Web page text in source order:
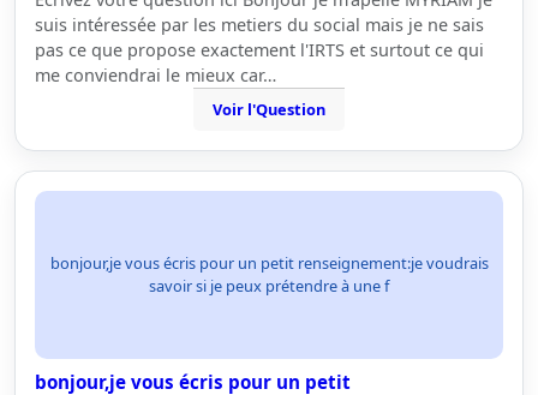
suis intéressée par les metiers du social mais je ne sais
pas ce que propose exactement l'IRTS et surtout ce qui
me conviendrai le mieux car…
Voir l'Question
bonjour,je vous écris pour un petit renseignement:je voudrais
savoir si je peux prétendre à une f
bonjour,je vous écris pour un petit